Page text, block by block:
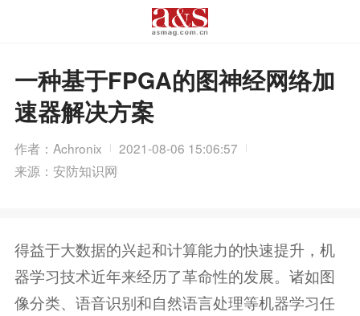
一种基于FPGA的图神经网络加
速器解决方案
作者：Achronix
2021-08-06 15:06:57
来源：安防知识网
得益于大数据的兴起和计算能力的快速提升，机
器学习技术近年来经历了革命性的发展。诸如图
像分类、语音识别和自然语言处理等机器学习任